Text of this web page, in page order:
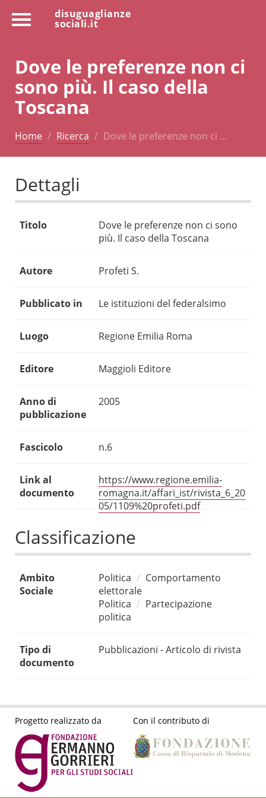
disuguaglianze
sociali.it
Dove le preferenze non ci
sono più. Il caso della
Toscana
Home Ricerca Dove le preferenze non ci …
Dettagli
Titolo
Dove le preferenze non ci sono
più. Il caso della Toscana
Autore Profeti S.
Pubblicato in Le istituzioni del federalsimo
Luogo Regione Emilia Roma
Editore Maggioli Editore
Anno di
pubblicazione
2005
Fascicolo n.6
Link al
documento
https://www.regione.emilia-
romagna.it/affari_ist/rivista_6_20
05/1109%20profeti.pdf
Classificazione
Ambito
Sociale
Politica
Comportamento
elettorale
Politica
Partecipazione
politica
Tipo di
documento
Pubblicazioni - Articolo di rivista
Progetto realizzato da Con il contributo di